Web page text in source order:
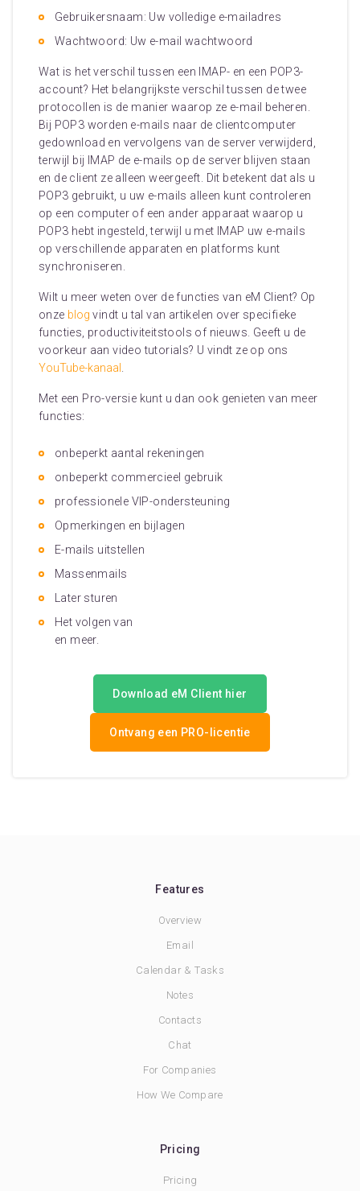
Gebruikersnaam: Uw volledige e-mailadres
Wachtwoord: Uw e-mail wachtwoord
Wat is het verschil tussen een IMAP- en een POP3-
account? Het belangrijkste verschil tussen de twee
protocollen is de manier waarop ze e-mail beheren.
Bij POP3 worden e-mails naar de clientcomputer
gedownload en vervolgens van de server verwijderd,
terwijl bij IMAP de e-mails op de server blijven staan
en de client ze alleen weergeeft. Dit betekent dat als u
POP3 gebruikt, u uw e-mails alleen kunt controleren
op een computer of een ander apparaat waarop u
POP3 hebt ingesteld, terwijl u met IMAP uw e-mails
op verschillende apparaten en platforms kunt
synchroniseren.
Wilt u meer weten over de functies van eM Client? Op
onze blog vindt u tal van artikelen over specifieke
functies, productiviteitstools of nieuws. Geeft u de
voorkeur aan video tutorials? U vindt ze op ons
YouTube-kanaal
Met een Pro-versie kunt u dan ook genieten van meer
functies:
onbeperkt aantal rekeningen
onbeperkt commercieel gebruik
professionele VIP-ondersteuning
Opmerkingen en bijlagen
E-mails uitstellen
Massenmails
Later sturen
Het volgen van
en meer.
Download eM Client hier
Ontvang een PRO-licentie
Features
Overview
Email
Calendar & Tasks
Notes
Contacts
Chat
For Companies
How We Compare
Pricing
Pricing